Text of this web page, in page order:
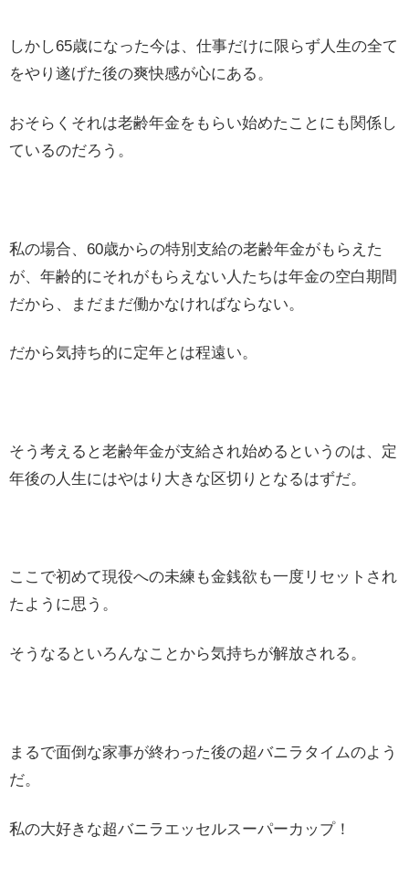
しかし65歳になった今は、仕事だけに限らず人生の全て
をやり遂げた後の爽快感が心にある。
おそらくそれは老齢年金をもらい始めたことにも関係し
ているのだろう。
私の場合、60歳からの特別支給の老齢年金がもらえた
が、年齢的にそれがもらえない人たちは年金の空白期間
だから、まだまだ働かなければならない。
だから気持ち的に定年とは程遠い。
そう考えると老齢年金が支給され始めるというのは、定
年後の人生にはやはり大きな区切りとなるはずだ。
ここで初めて現役への未練も金銭欲も一度リセットされ
たように思う。
そうなるといろんなことから気持ちが解放される。
まるで面倒な家事が終わった後の超バニラタイムのよう
だ。
私の大好きな超バニラエッセルスーパーカップ！